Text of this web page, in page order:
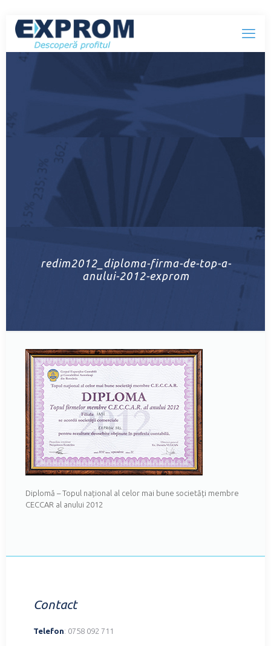
redim2012_diploma-firma-de-top-a-
anului-2012-exprom
Diplomă – Topul național al celor mai bune societăți membre
CECCAR al anului 2012
Contact
Telefon: 0758 092 711